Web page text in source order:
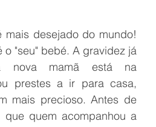
mais desejado do mundo!
o "seu" bebé. A gravidez já
nova mamã está na
prestes a ir para casa,
mais precioso. Antes de
que quem acompanhou a